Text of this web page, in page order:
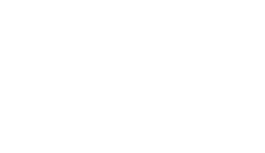
und im Roten Meer abtauchen! Kommt an Bord und lasst euch